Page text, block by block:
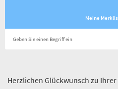
Meine
Herzlichen Glückwunsch zu